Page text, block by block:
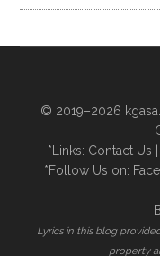
© 2019–2026
*Links: Contact Us
*Follow Us on:
Lyrics in this blog
property